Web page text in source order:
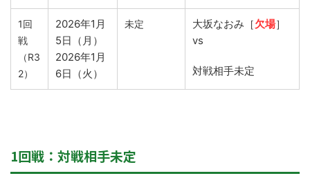
1回
戦
（R3
2）
2026年1月
5日（月）
2026年1月
6日（火）
未定 大坂なおみ［欠場］
vs
対戦相手未定
1回戦：対戦相手未定